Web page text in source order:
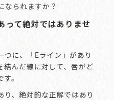
なられますか？
って絶対ではありませ
に、「Eライン」があり
結んだ線に対して、唇がど
。
、絶対的な正解ではあり